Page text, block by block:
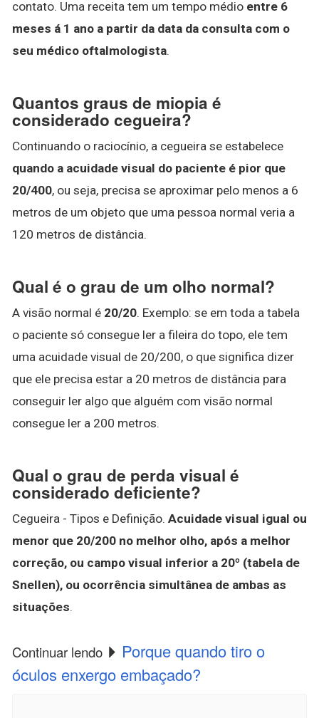
contato. Uma receita tem um tempo médio entre 6
meses á 1 ano a partir da data da consulta com o
seu médico oftalmologista.
Quantos graus de miopia é
considerado cegueira?
Continuando o raciocínio, a cegueira se estabelece
quando a acuidade visual do paciente é pior que
20/400, ou seja, precisa se aproximar pelo menos a 6
metros de um objeto que uma pessoa normal veria a
120 metros de distância.
Qual é o grau de um olho normal?
A visão normal é 20/20. Exemplo: se em toda a tabela
o paciente só consegue ler a fileira do topo, ele tem
uma acuidade visual de 20/200, o que significa dizer
que ele precisa estar a 20 metros de distância para
conseguir ler algo que alguém com visão normal
consegue ler a 200 metros.
Qual o grau de perda visual é
considerado deficiente?
Cegueira - Tipos e Definição. Acuidade visual igual ou
menor que 20/200 no melhor olho, após a melhor
correção, ou campo visual inferior a 20º (tabela de
Snellen), ou ocorrência simultânea de ambas as
situações.
Continuar lendo
Porque quando tiro o
óculos enxergo embaçado?